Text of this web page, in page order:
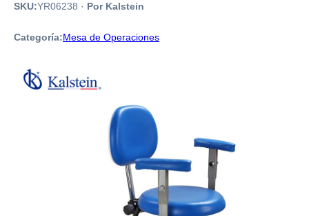
SKU:YR06238 · Por Kalstein
Categoría:Mesa de Operaciones